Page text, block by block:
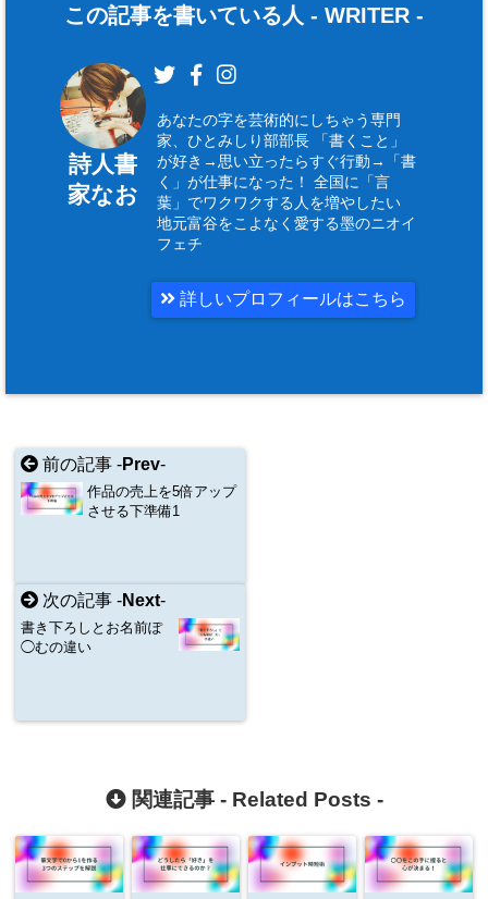
この記事を書いている人 - WRITER -
詩人書
家なお
あなたの字を芸術的にしちゃう専門
家、ひとみしり部部長 「書くこと」
が好き→思い立ったらすぐ行動→「書
く」が仕事になった！ 全国に「言
葉」でワクワクする人を増やしたい
地元富谷をこよなく愛する墨のニオイ
フェチ
詳しいプロフィールはこちら
前の記事 -Prev-
作品の売上を5倍アップ
させる下準備1
次の記事 -Next-
書き下ろしとお名前ぽ
◯むの違い
関連記事 - Related Posts -